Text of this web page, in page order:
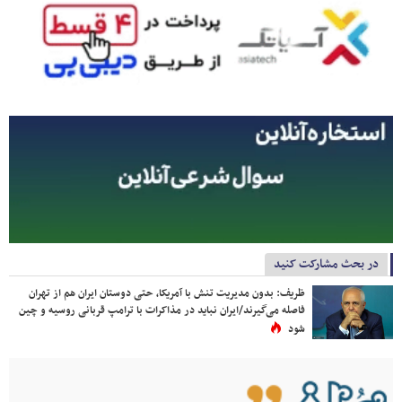
در بحث مشارکت کنید
ظریف: بدون مدیریت تنش با آمریکا، حتی دوستان ایران هم از تهران
فاصله می‌گیرند/ایران نباید در مذاکرات با ترامپ قربانی روسیه و چین
شود